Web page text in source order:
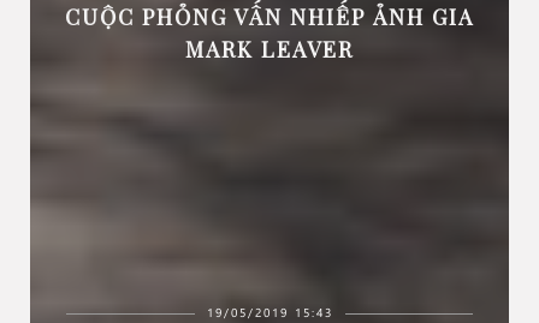
CUỘC PHỎNG VẤN NHIẾP ẢNH GIA
MARK LEAVER
19/05/2019 15:43